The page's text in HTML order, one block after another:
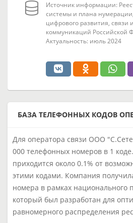
Источник информации:
системы и плана
цифрового развития, связи
коммуникаций Российской
Актуальность: июль 2024
БАЗА ТЕЛЕФОННЫХ КОДОВ
Для оператора связи ООО
000 телефонных номеров в 1
приходится около 0.1% от
этими кодами. Компания
номера в рамках национального
который был разработан для
равномерного распределения